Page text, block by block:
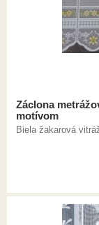
Záclona
motívom
Biela žakarová